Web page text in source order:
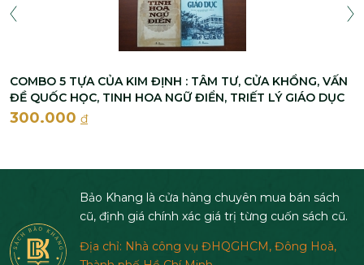
COMBO 5 TỰA CỦA KIM ĐỊNH : TÂM TƯ, CỬA KHỔNG, VẤN
ĐỀ QUỐC HỌC, TINH HOA NGỮ ĐIỂN, TRIẾT LÝ GIÁO DỤC
300.000 đ
Bảo Khang là cửa hàng chuyên mua bán sách
cũ, định giá chính xác giá trị từng cuốn sách cũ.
Địa chỉ: Nhà công vụ ĐHQGHCM, Đông Hoà,